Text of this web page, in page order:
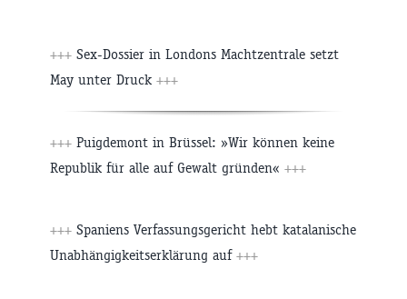
+++ Sex-Dossier in Londons Machtzentrale setzt
May unter Druck +++
+++ Puigdemont in Brüssel: »Wir können keine
Republik für alle auf Gewalt gründen« +++
+++ Spaniens Verfassungsgericht hebt katalanische
Unabhängigkeitserklärung auf +++